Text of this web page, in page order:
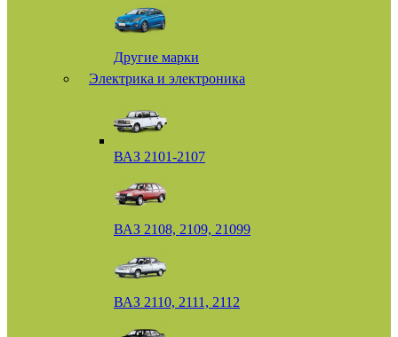
Другие марки
Электрика и электроника
ВАЗ 2101-2107
ВАЗ 2108, 2109, 21099
ВАЗ 2110, 2111, 2112